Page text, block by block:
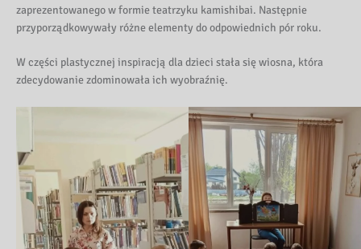
zaprezentowanego w formie teatrzyku kamishibai. Następnie
przyporządkowywały różne elementy do odpowiednich pór roku.
W części plastycznej inspiracją dla dzieci stała się wiosna, która
zdecydowanie zdominowała ich wyobraźnię.